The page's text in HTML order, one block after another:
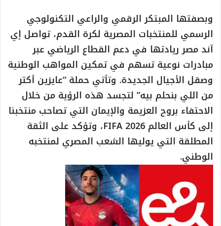
وبصفتها المبتكر الرقمي والراعي التكنولوجي
الرسمي للمنتخبات المصرية لكرة القدم، تواصل إي
آند مصر ريادتها في دعم القطاع الرياضي عبر
مبادرات نوعية تسهم في تمكين المواهب الوطنية
وصقل الأجيال الجديدة. وتأتي حملة “عايزين أكتر
من اللي بنحلم بيه” لتجسد هذه الرؤية من خلال
الاحتفاء بروح العزيمة والإيمان التي تصاحب منتخبنا
إلى كأس العالم FIFA 2026، وتؤكد على الثقة
المطلقة التي يوليها الشعب المصري لمنتخبه
الوطني.